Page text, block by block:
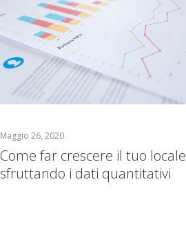
Maggio 26, 2020
Come far crescere il tuo locale
sfruttando i dati quantitativi